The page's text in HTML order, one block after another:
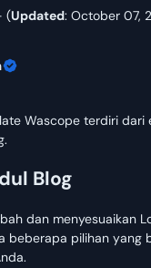
(Updated: October 07,
Wascope terdiri dari
Blog
dan menyesuaikan
beberapa pilihan yang